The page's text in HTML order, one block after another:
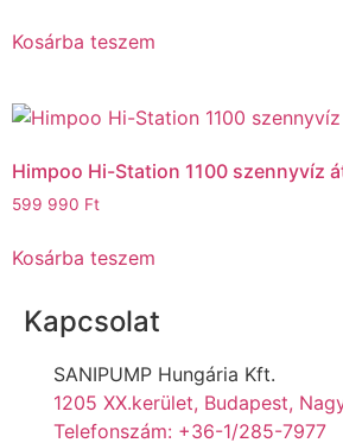
Kosárba teszem
Himpoo Hi-Station 1100 szennyvíz
599 990 Ft
Kosárba teszem
Kapcsolat
SANIPUMP Hungária Kft.
1205 XX.kerület, Budapest,
Telefonszám: +36-1/285-7977